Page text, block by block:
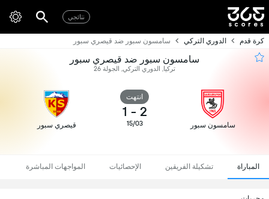
نتائجي
كرة قدم الدوري التركي سامسون سبور ضد قيصري سبور
سامسون سبور ضد قيصري سبور
تركيا, الدوري التركي, الجولة 26
سامسون سبور
انتهت
2
-
1
15/03 قيصري سبور
المباراة تشكيلة الفريقين الإحصائيات المواجهات المباشرة